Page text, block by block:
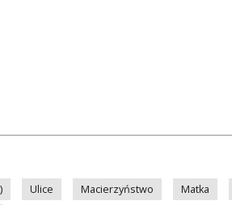
Ulice Macierzyństwo Matka